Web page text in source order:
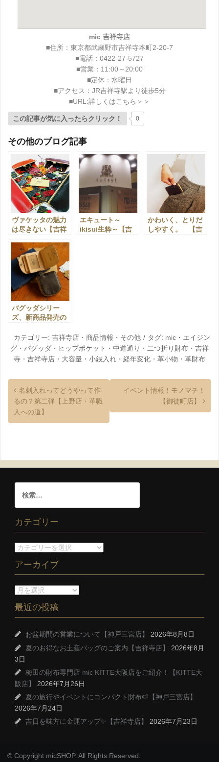
mic 吉祥寺店
■住所：東京都武蔵野市吉祥寺本町2-20-7
■電話：0422-27-5727
■営業：11:00～20:00
■定休：水曜日
■アクセス：JR吉祥寺駅より徒歩5分
■URL:詳しくはこちら＞＞
この記事が気に入ったらクリック！ 0
その他のブログ記事
ヴァケッタの魅力
は尽きない【吉祥
エキュート～
ikisui生粋～【吉
かわいく、とりだ
しやすく。 【吉
バグッダシリー
ズ、新商品発売の
のお店mic】
カテゴリー: 吉祥寺店 ・ 商品情報 ・ その他 タグ: mic ・ エイジン
グ ・ バグッダ ・ ヒップポケット ・ 中道通り ・ 二つ折り財布 ・ 吉祥
寺 ・ 吉祥寺店 ・ 大容量 ・ 小銭入れ ・ 経年変化 ・ 革小物 ・ 革財布
名刺入れってどうやって作
るの？第二弾【上野店・革職
人への道】
イベント情報！モノマチ！
【御徒町店】
カテゴリー
アーカイブ
最近の投稿
お盆期間の営業について【神戸三宮店】
2026年8月8日
夏のお得なお土産バッグのご案内【吉祥寺店】
2026年8月
3日
梅田の財布専門店 mic KITTE大阪店をご紹介！【KITTE大
阪店】
2026年7月26日
夏の旅行やイベントにコンパクト財布🍉【神戸三宮店】
2026年7月24日
吉日を味方に金運アップ✨【吉祥寺店】
2026年7月23日
© Copyright micSHOP. All Rights Reserved.